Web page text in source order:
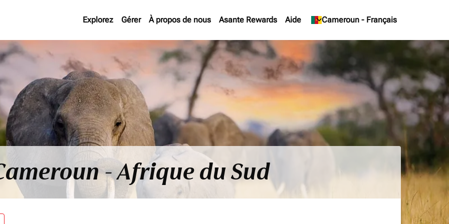
Explorez Gérer À propos de nous Asante Rewards Aide Cameroun - Français
keyboard_arrow_down
- Afrique du Sud